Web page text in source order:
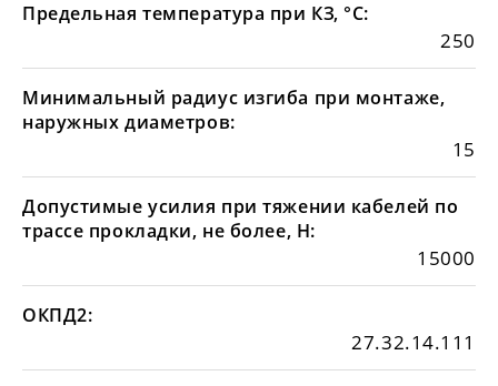
Предельная температура при КЗ, °С:
250
Минимальный радиус изгиба при монтаже,
наружных диаметров:
15
Допустимые усилия при тяжении кабелей по
трассе прокладки, не более, Н:
15000
ОКПД2:
27.32.14.111